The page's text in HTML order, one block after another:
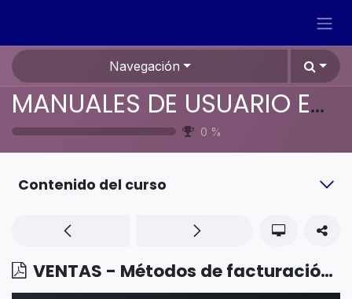
Navegación
MANUALES DE USUARIO EN ESPAÑOL ODOO 19
0 %
Contenido del curso
VENTAS - Métodos de facturación - Volver a facturar gastos a los clientes